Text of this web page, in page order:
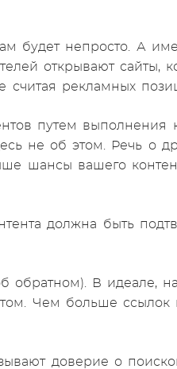
будет непросто. А
открывают сайты,
считая рекламных
путем выполнения
не об этом. Речь о
шансы вашего
должна быть
обратном). В идеале,
Чем больше ссылок
доверие о